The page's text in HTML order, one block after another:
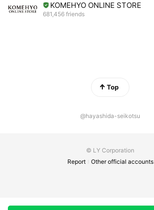
KOMEHYO ONLINE STORE
681,456 friends
Top
@hayashida-seikotsu
© LY Corporation
Report
Other official accounts